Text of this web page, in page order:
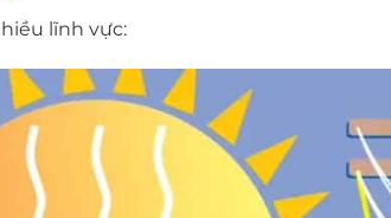
lĩnh vực: